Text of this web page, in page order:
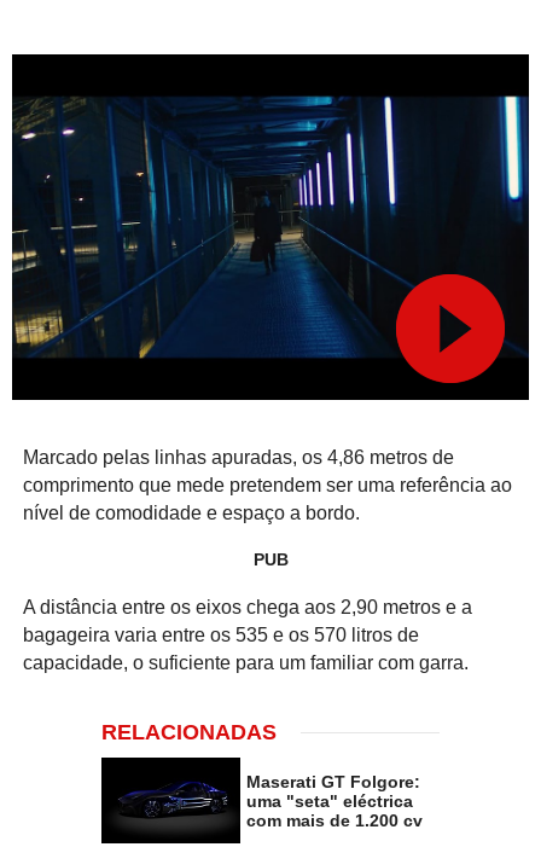
Marcado pelas linhas apuradas, os 4,86 metros de
comprimento que mede pretendem ser uma referência ao
nível de comodidade e espaço a bordo.
PUB
A distância entre os eixos chega aos 2,90 metros e a
bagageira varia entre os 535 e os 570 litros de
capacidade, o suficiente para um familiar com garra.
RELACIONADAS
Maserati GT Folgore:
uma "seta" eléctrica
com mais de 1.200 cv